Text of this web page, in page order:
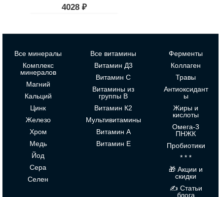
4028 ₽
Все минералы
Комплекс
минералов
Магний
Кальций
Цинк
Железо
Хром
Медь
Йод
Сера
Селен
Все витамины
Витамин Д3
Витамин С
Витамины из
группы В
Витамин К2
Мультивитамины
Витамин А
Витамин Е
Ферменты
Коллаген
Травы
Антиоксидант
ы
Жиры и
кислоты
Омега-3
ПНЖК
Пробиотики
* * *
🎁 Акции и
скидки
✍ Статьи
блога